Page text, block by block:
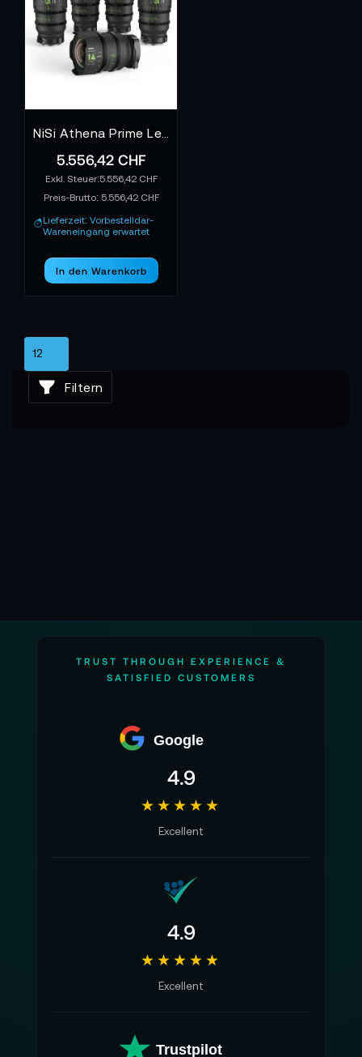
5.556,42 CHF
5.556,42 CHF
Preis-Brutto: 5.556,42 CHF
Lieferzeit: Vorbestelldar-
Wareneingang erwartet
In den Warenkorb
Filtern
TRUST THROUGH EXPERIENCE &
SATISFIED CUSTOMERS
Google
4.9
★★★★★
Excellent
4.9
★★★★★
Excellent
Trustpilot